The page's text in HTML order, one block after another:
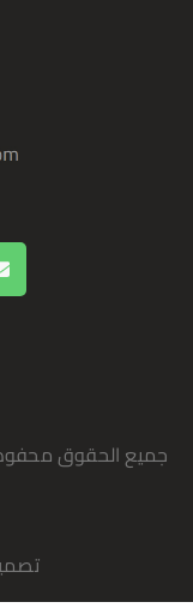
جميع الحقوق